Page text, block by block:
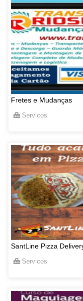
Fretes e Mudanças
Servicos
SantLine Pizza
Servicos